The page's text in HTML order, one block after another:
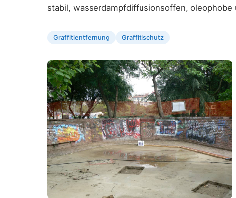
stabil, wasserdampfdiffusionsoffen,
Graffitientfernung Graffitischutz